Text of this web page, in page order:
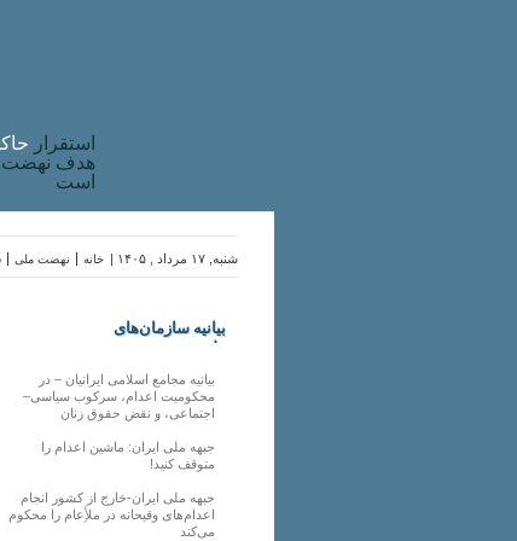
استقرار
هدف نهضت
است
نهضت ملی خانه شنبه, ۱۷ مرداد , ۱۴۰۵ |
بیانیه سازمان‌های
ملی
بیانیه مجامع اسلامی ایرانیان – در
محکومیت اعدام، سرکوب سیاسی–
اجتماعی، و نقض حقوق زنان
جبهه ملی ایران: ماشین اعدام را
متوقف کنید!
جبهه ملی ایران-خارج از کشور انجام
اعدام‌های وقیحانه در ملأِعام را محکوم
می‌کند